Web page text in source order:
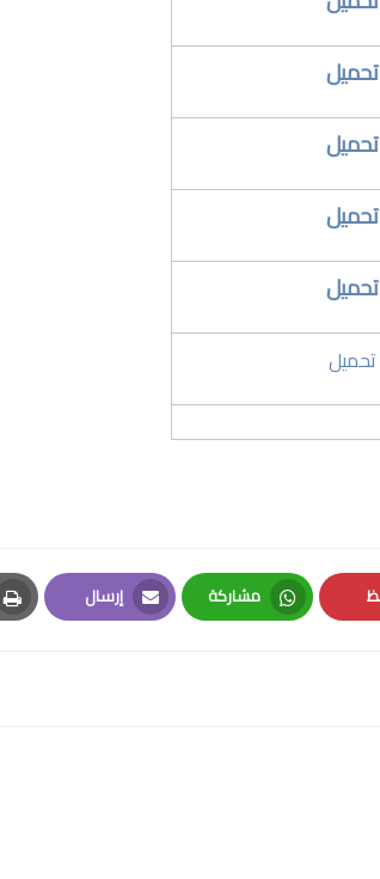
​تحميل
​تحميل
​تحميل
​تحميل
تحميل
مشاركة
Whatsapp
إرسال
Email